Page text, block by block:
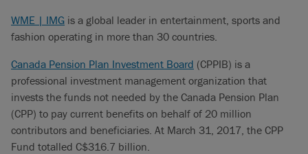
WME | IMG is a global leader in entertainment, sports and
fashion operating in more than 30 countries.
Canada Pension Plan Investment Board (CPPIB) is a
professional investment management organization that
invests the funds not needed by the Canada Pension Plan
(CPP) to pay current benefits on behalf of 20 million
contributors and beneficiaries. At March 31, 2017, the CPP
Fund totalled C$316.7 billion.